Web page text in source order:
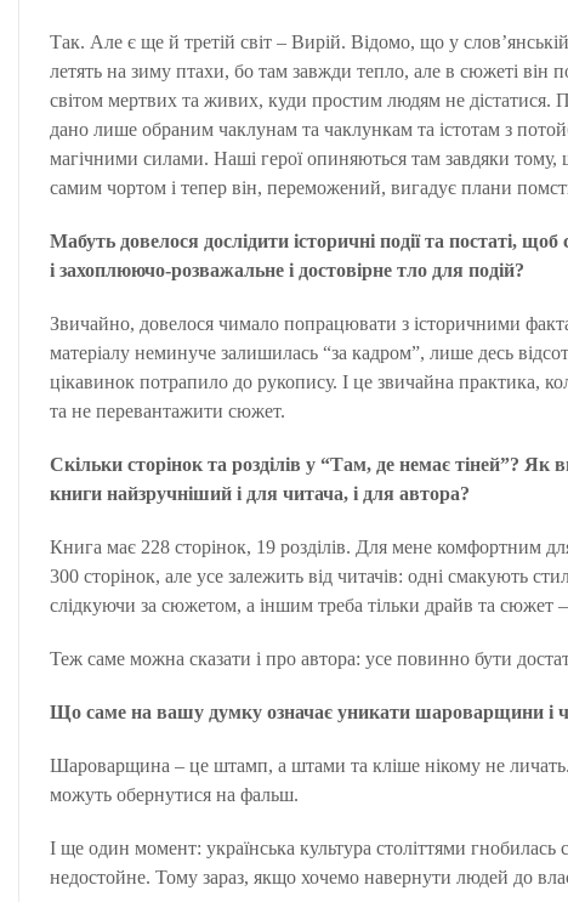
Так. Але є ще й третій світ – Вирій. Відомо, що у
летять на зиму птахи, бо там завжди тепло, але в сюжеті він
світом мертвих та живих, куди простим людям не дістатися.
дано лише обраним чаклунам та чаклункам та істотам з
магічними силами. Наші герої опиняються там завдяки тому,
самим чортом і тепер він, переможений, вигадує плани
Мабуть довелося дослідити історичні події та постаті,
і захоплюючо-розважальне і достовірне тло для подій?
Звичайно, довелося чимало попрацювати з історичними
матеріалу неминуче залишилась “за кадром”, лише десь
цікавинок потрапило до рукопису. І це звичайна практика,
та не перевантажити сюжет.
Скільки сторінок та розділів у “Там, де немає тіней”? Як
книги найзручніший і для читача, і для автора?
Книга має 228 сторінок, 19 розділів. Для мене комфортним
300 сторінок, але усе залежить від читачів: одні смакують
слідкуючи за сюжетом, а іншим треба тільки драйв та сюжет
Теж саме можна сказати і про автора: усе повинно бути
Що саме на вашу думку означає уникати шароварщини і
Шароварщина – це штамп, а штами та кліше нікому не личать.
можуть обернутися на фальш.
І ще один момент: українська культура століттями
недостойне. Тому зараз, якщо хочемо навернути людей до